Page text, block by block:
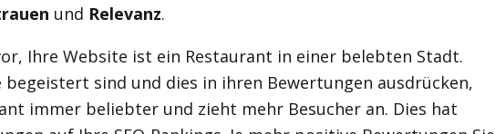
und Relevanz.
Ihre Website ist ein Restaurant in einer belebten Stadt.
begeistert sind und dies in ihren Bewertungen ausdrücken,
immer beliebter und zieht mehr Besucher an. Dies hat